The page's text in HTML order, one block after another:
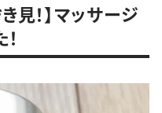
見！】マッサージ